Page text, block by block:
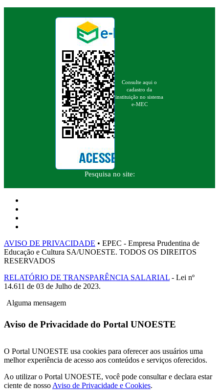
Consulte aqui o
cadastro da
instituição no sistema
e-MEC
Pesquisa no site:
AVISO DE PRIVACIDADE • EPEC - Empresa Prudentina de
Educação e Cultura SA/UNOESTE. TODOS OS DIREITOS
RESERVADOS
RELATÓRIO DE TRANSPARÊNCIA SALARIAL - Lei nº
14.611 de 03 de Julho de 2023.
Alguma mensagem
Aviso de Privacidade do Portal UNOESTE
O Portal UNOESTE usa cookies para oferecer aos usuários uma
melhor experiência de acesso aos conteúdos e serviços oferecidos.
Ao utilizar o Portal UNOESTE, você pode consultar e declara estar
ciente de nosso Aviso de Privacidade e Cookies.